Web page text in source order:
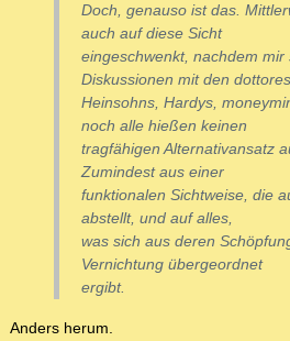
Doch, genauso ist das.
auch auf diese Sicht
eingeschwenkt, nachdem mir
Diskussionen mit den
Heinsohns, Hardys,
noch alle hießen keinen
tragfähigen Alternativansatz
Zumindest aus einer
funktionalen Sichtweise, die
abstellt, und auf alles,
was sich aus deren
Vernichtung übergeordnet
ergibt.
Anders herum.